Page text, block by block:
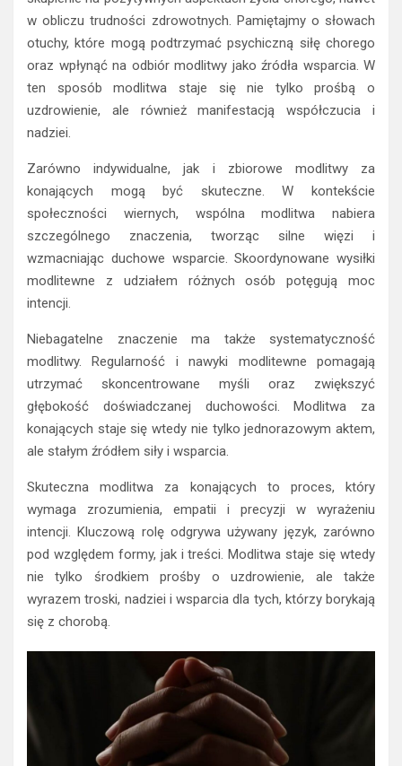
w obliczu trudności zdrowotnych. Pamiętajmy o słowach
otuchy, które mogą podtrzymać psychiczną siłę chorego
oraz wpłynąć na odbiór modlitwy jako źródła wsparcia. W
ten sposób modlitwa staje się nie tylko prośbą o
uzdrowienie, ale również manifestacją współczucia i
nadziei.
Zarówno indywidualne, jak i zbiorowe modlitwy za
konających mogą być skuteczne. W kontekście
społeczności wiernych, wspólna modlitwa nabiera
szczególnego znaczenia, tworząc silne więzi i
wzmacniając duchowe wsparcie. Skoordynowane wysiłki
modlitewne z udziałem różnych osób potęgują moc
intencji.
Niebagatelne znaczenie ma także systematyczność
modlitwy. Regularność i nawyki modlitewne pomagają
utrzymać skoncentrowane myśli oraz zwiększyć
głębokość doświadczanej duchowości. Modlitwa za
konających staje się wtedy nie tylko jednorazowym aktem,
ale stałym źródłem siły i wsparcia.
Skuteczna modlitwa za konających to proces, który
wymaga zrozumienia, empatii i precyzji w wyrażeniu
intencji. Kluczową rolę odgrywa używany język, zarówno
pod względem formy, jak i treści. Modlitwa staje się wtedy
nie tylko środkiem prośby o uzdrowienie, ale także
wyrazem troski, nadziei i wsparcia dla tych, którzy borykają
się z chorobą.